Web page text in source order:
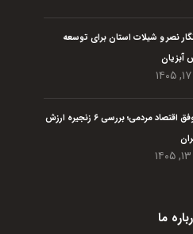
نصر و شیلات استان برای توسعه
آبزیان
الگوهای موفق اقتصاد مردمی؛ بررسی ۶ زنجیره ارزش
ما